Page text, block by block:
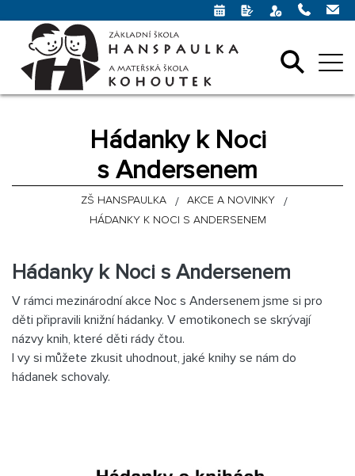
Hádanky k Noci
s Andersenem
ZŠ HANSPAULKA
AKCE A NOVINKY
HÁDANKY K NOCI S ANDERSENEM
Hádanky k Noci s Andersenem
V rámci mezinárodní akce Noc s Andersenem jsme si pro
děti připravili knižní hádanky. V emotikonech se skrývají
názvy knih, které děti rády čtou.
I vy si můžete zkusit uhodnout, jaké knihy se nám do
hádanek schovaly.